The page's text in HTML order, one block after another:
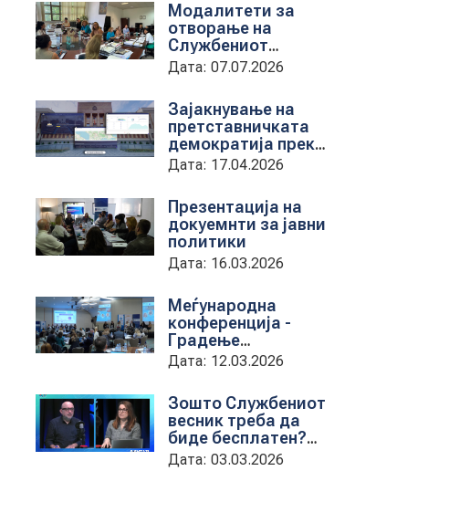
Модалитети за
отворање на
Службениот
весник - Средба со
претставници на
Дата: 07.07.2026
Зајакнување на
претставничката
демократија преку
дигитална алатка
kancelarii.sobranie.mk
Дата: 17.04.2026
Презентација на
докуемнти за јавни
политики
Дата: 16.03.2026
Меѓународна
конференција -
Градење
капацитети на
институциите за
обука на државни
службеници
Дата: 12.03.2026
Зошто Службениот
весник треба да
биде бесплатен?
гостување на
проектната
Дата: 03.03.2026